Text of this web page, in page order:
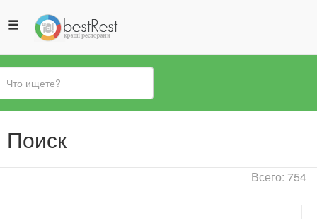
Вы
здесь
Поиск
Всего: 754